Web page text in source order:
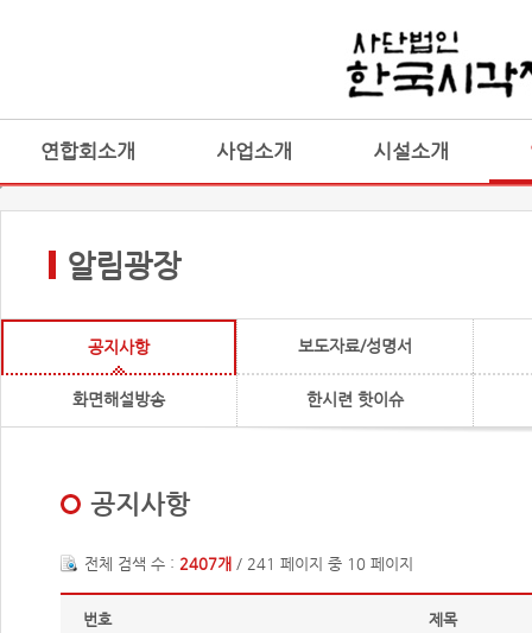
연합회소개 사업소개 시설소개
알림광장
공지사항 보도자료/성명서
화면해설방송 한시련 핫이슈
공지사항
전체 검색 수 : 2407개 / 241 페이지 중 10 페이지
번호 제목